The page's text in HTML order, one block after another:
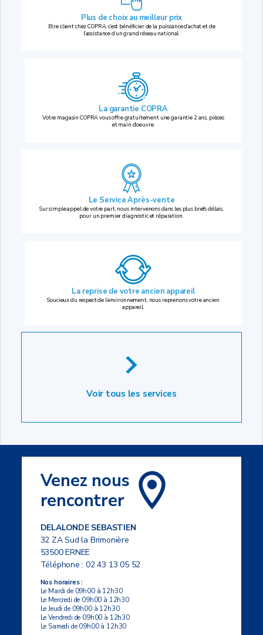
Plus de choix au meilleur prix
Etre client chez COPRA, c’est bénéficier de la puissance d’achat et de
l’assistance d’un grand réseau national.
La garantie COPRA
Votre magasin COPRA vous offre gratuitement une garantie 2 ans, pièces
et main d’oeuvre.
Le Service Après-vente
Sur simple appel de votre part, nous intervenons dans les plus brefs délais,
pour un premier diagnostic et réparation.
La reprise de votre ancien appareil
Soucieux du respect de l’environnement, nous reprenons votre ancien
appareil.
Voir tous les services
Venez nous
rencontrer
DELALONDE SEBASTIEN
32 ZA Sud la Brimonière
53500 ERNEE
Téléphone :02 43 13 05 52
Nos horaires :
Le Mardi de 09h00 à 12h30
Le Mercredi de 09h00 à 12h30
Le Jeudi de 09h00 à 12h30
Le Vendredi de 09h00 à 12h30
Le Samedi de 09h00 à 12h30